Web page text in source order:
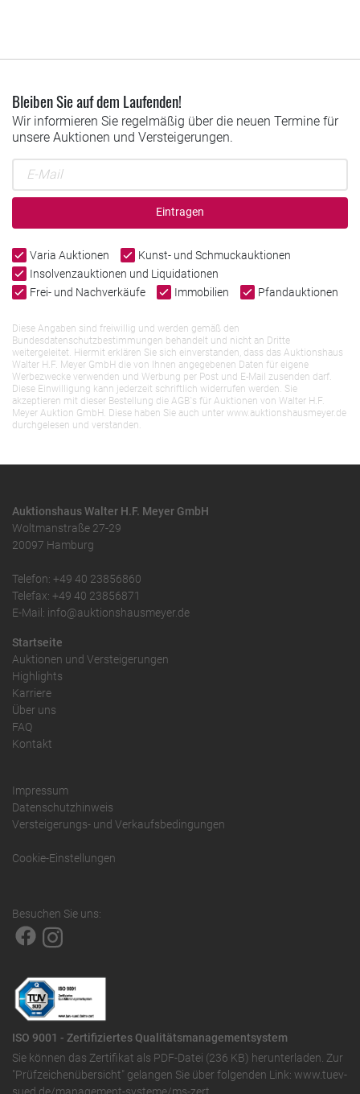
Bleiben Sie auf dem Laufenden!
Wir informieren Sie regelmäßig über die neuen Termine für
unsere Auktionen und Versteigerungen.
Eintragen
Varia Auktionen
Kunst- und Schmuckauktionen
Insolvenzauktionen und Liquidationen
Frei- und Nachverkäufe
Immobilien Pfandauktionen
Diese Angaben sind freiwillig und werden gemäß den
Bundesdatenschutzbestimmungen behandelt und nicht an Dritte
weitergeleitet. Hiermit erklären Sie sich einverstanden, dass das Auktionshaus
Walter H.F. Meyer GmbH die von Ihnen angegebenen Daten für eigene
Werbezwecke verwenden und Werbung per Post und E-Mail zusenden darf.
Diese Einwilligung kann jederzeit schriftlich widerrufen werden. Sie
akzeptieren mit dieser Bestellung die AGB`s für Auktionen von Walter H.F.
Meyer Auktion GmbH. Diese haben Sie auch unter www.auktionshausmeyer.de
durchgelesen und verstanden.
Auktionshaus Walter H.F. Meyer GmbH
Woltmanstraße 27-29
20097 Hamburg
Telefon: +49 40 23856860
Telefax: +49 40 23856871
E-Mail: info@auktionshausmeyer.de
Startseite
Auktionen und Versteigerungen
Highlights
Karriere
Über uns
FAQ
Kontakt
Impressum
Datenschutzhinweis
Versteigerungs- und Verkaufsbedingungen
Cookie-Einstellungen
Besuchen Sie uns:
ISO 9001 - Zertifiziertes Qualitätsmanagementsystem
Sie können das Zertifikat als PDF-Datei (236 KB) herunterladen. Zur
"Prüfzeichenübersicht" gelangen Sie über folgenden Link: www.tuev-